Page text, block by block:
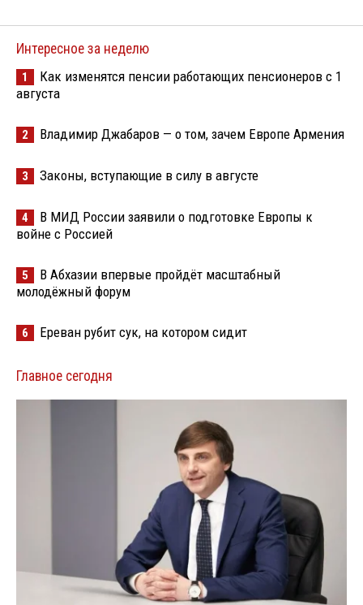
Интересное за неделю
1
Как изменятся пенсии работающих пенсионеров с 1
августа
2 Владимир Джабаров — о том, зачем Европе Армения
3 Законы, вступающие в силу в августе
4
В МИД России заявили о подготовке Европы к
войне с Россией
5
В Абхазии впервые пройдёт масштабный
молодёжный форум
6 Ереван рубит сук, на котором сидит
Главное сегодня